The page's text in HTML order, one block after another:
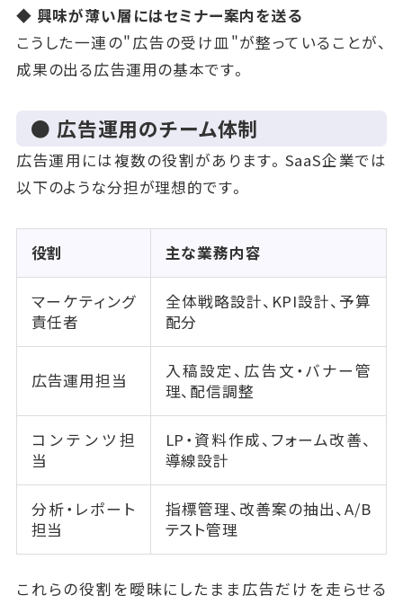
◆ 興味が薄い層にはセミナー案内を送る
こうした一連の"広告の受け皿"が整っていることが、
成果の出る広告運用の基本です。
● 広告運用のチーム体制
広告運用には複数の役割があります。SaaS企業では
以下のような分担が理想的です。
役割 主な業務内容
マーケティング
責任者
全体戦略設計、KPI設計、予算
配分
広告運用担当
入稿設定、広告文・バナー管
理、配信調整
コンテンツ担
当
LP・資料作成、フォーム改善、
導線設計
分析・レポート
担当
指標管理、改善案の抽出、A/B
テスト管理
これらの役割を曖昧にしたまま広告だけを走らせる